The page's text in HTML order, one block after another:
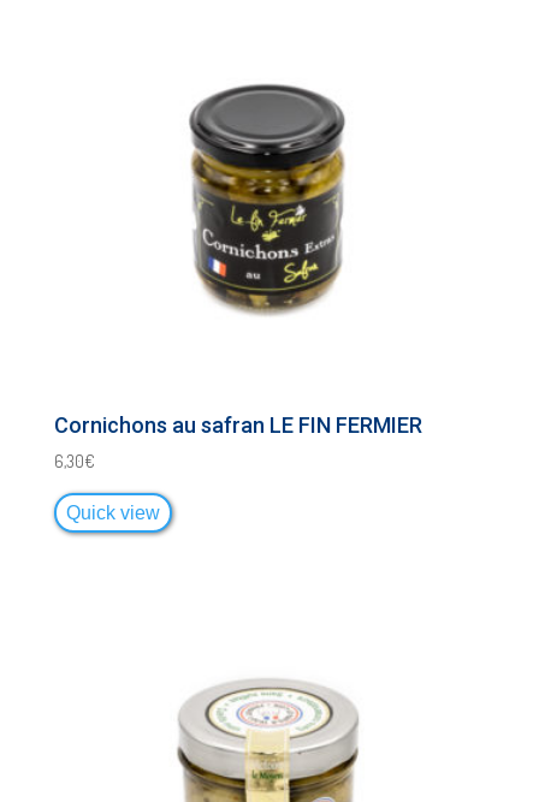
Cornichons au safran LE FIN FERMIER
6,30€
Quick view